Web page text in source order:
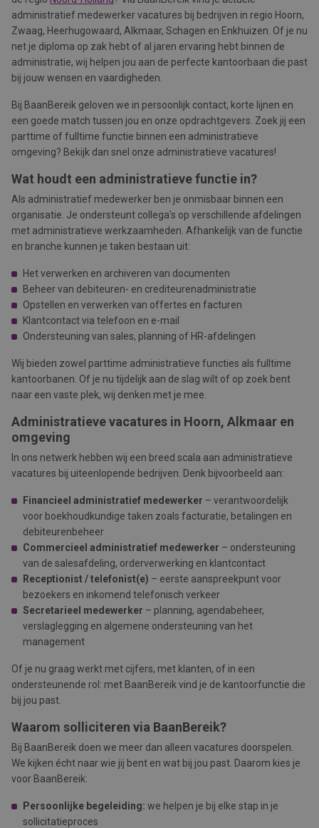
administratief medewerker vacatures bij bedrijven in regio Hoorn,
Zwaag, Heerhugowaard, Alkmaar, Schagen en Enkhuizen. Of je nu
net je diploma op zak hebt of al jaren ervaring hebt binnen de
administratie, wij helpen jou aan de perfecte kantoorbaan die past
bij jouw wensen en vaardigheden.
Bij BaanBereik geloven we in persoonlijk contact, korte lijnen en
een goede match tussen jou en onze opdrachtgevers. Zoek jij een
parttime of fulltime functie binnen een administratieve
omgeving? Bekijk dan snel onze administratieve vacatures!
Wat houdt een administratieve functie in?
Als administratief medewerker ben je onmisbaar binnen een
organisatie. Je ondersteunt collega’s op verschillende afdelingen
met administratieve werkzaamheden. Afhankelijk van de functie
en branche kunnen je taken bestaan uit:
Het verwerken en archiveren van documenten
Beheer van debiteuren- en crediteurenadministratie
Opstellen en verwerken van offertes en facturen
Klantcontact via telefoon en e-mail
Ondersteuning van sales, planning of HR-afdelingen
Wij bieden zowel parttime administratieve functies als fulltime
kantoorbanen. Of je nu tijdelijk aan de slag wilt of op zoek bent
naar een vaste plek, wij denken met je mee.
Administratieve vacatures in Hoorn, Alkmaar en
omgeving
In ons netwerk hebben wij een breed scala aan administratieve
vacatures bij uiteenlopende bedrijven. Denk bijvoorbeeld aan:
Financieel administratief medewerker – verantwoordelijk
voor boekhoudkundige taken zoals facturatie, betalingen en
debiteurenbeheer
Commercieel administratief medewerker – ondersteuning
van de salesafdeling, orderverwerking en klantcontact
Receptionist / telefonist(e) – eerste aanspreekpunt voor
bezoekers en inkomend telefonisch verkeer
Secretarieel medewerker – planning, agendabeheer,
verslaglegging en algemene ondersteuning van het
management
Of je nu graag werkt met cijfers, met klanten, of in een
ondersteunende rol: met BaanBereik vind je de kantoorfunctie die
bij jou past.
Waarom solliciteren via BaanBereik?
Bij BaanBereik doen we meer dan alleen vacatures doorspelen.
We kijken écht naar wie jij bent en wat bij jou past. Daarom kies je
voor BaanBereik:
Persoonlijke begeleiding: we helpen je bij elke stap in je
sollicitatieproces